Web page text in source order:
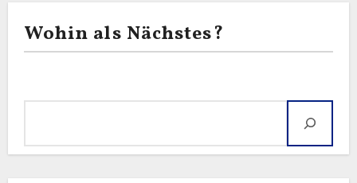
Wohin als Nächstes?